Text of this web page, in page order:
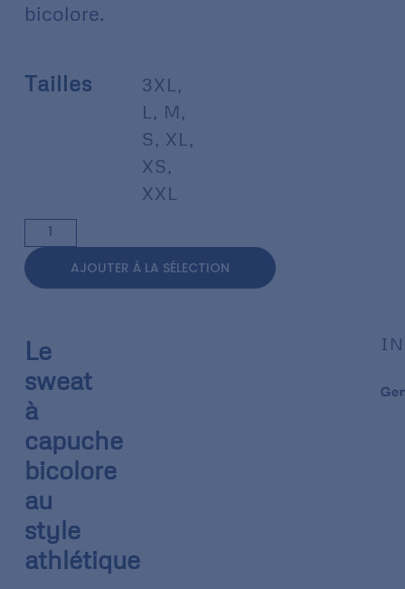
bicolore.
Tailles 3XL ,
L , M ,
S , XL ,
XS ,
XXL
AJOUTER À LA SÉLECTION
Le
sweat
à
capuche
bicolore
au
style
athlétique